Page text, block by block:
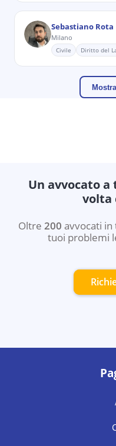
Sebastiano Rota
Milano
Civile Diritto del
Un avvocato
volta
Oltre 200 avvocati
tuoi problemi